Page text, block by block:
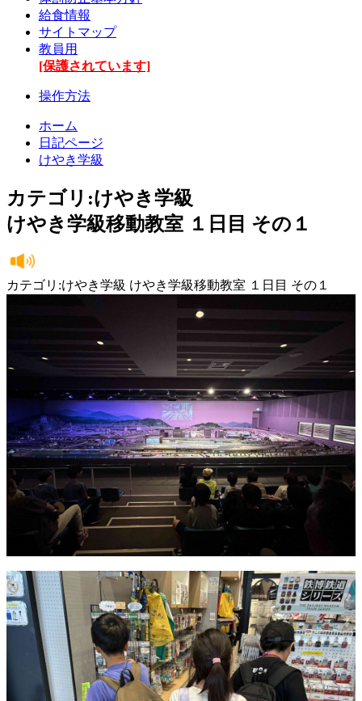
給食情報
サイトマップ
教員用
[保護されています]
操作方法
ホーム
日記ページ
けやき学級
カテゴリ:けやき学級
けやき学級移動教室 １日目 その１
カテゴリ:けやき学級 けやき学級移動教室 １日目 その１